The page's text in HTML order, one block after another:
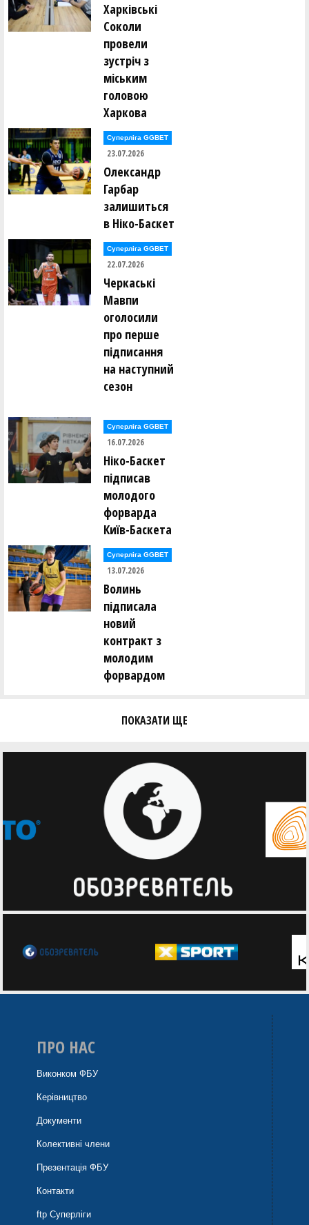
Харківські
Соколи
провели
зустріч з
міським
головою
Харкова
Суперліга GGBET
23.07.2026
Олександр
Гарбар
залишиться
в Ніко-Баскет
Суперліга GGBET
22.07.2026
Черкаські
Мавпи
оголосили
про перше
підписання
на наступний
сезон
Суперліга GGBET
16.07.2026
Ніко-Баскет
підписав
молодого
форварда
Київ-Баскета
Суперліга GGBET
13.07.2026
Волинь
підписала
новий
контракт з
молодим
форвардом
ПОКАЗАТИ ЩЕ
ПРО НАС
Виконком ФБУ
Керівництво
Документи
Колективні члени
Презентація ФБУ
Контакти
ftp Суперліги